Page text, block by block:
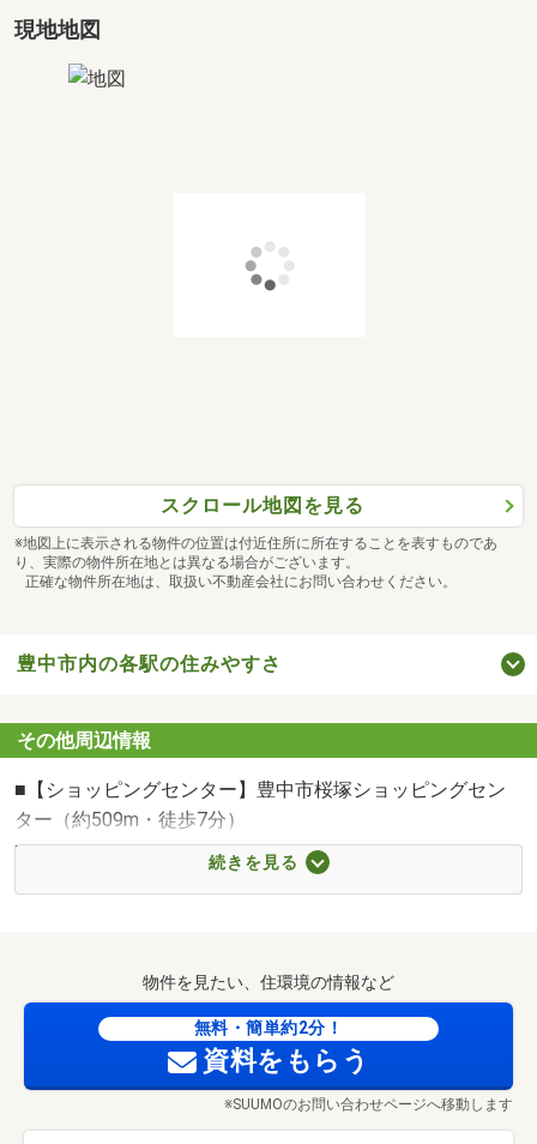
現地地図
スクロール地図を見る
※地図上に表示される物件の位置は付近住所に所在することを表すものであ
り、実際の物件所在地とは異なる場合がございます。
正確な物件所在地は、取扱い不動産会社にお問い合わせください。
豊中市内の各駅の住みやすさ
その他周辺情報
■【ショッピングセンター】豊中市桜塚ショッピングセン
ター（約509m・徒歩7分）
■【スーパー】コープ桜塚（約443m・徒歩6分）
■【コンビニ】セブンイレブン豊中中桜塚2丁目店（約
■【ドラッグストア】ウエルシア豊中中桜塚店（約490m・
徒歩7分）
■【ドラッグストア】ココカラファイン岡町店（約764m・
徒歩10分）
■【ホームセンター】エディオン豊中桜塚店（約561m・徒
続きを見る
物件を見たい、住環境の情報など
無料・簡単約2分！
資料をもらう
※SUUMOのお問い合わせページへ移動します